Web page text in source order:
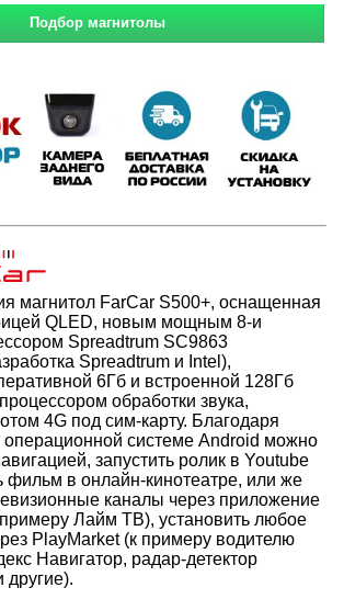
магнитол FarCar S500+, оснащенная
QLED, новым мощным 8-и
Spreadtrum SC9863
Spreadtrum и Intel),
6Гб и встроенной 128Гб
обработки звука,
4G под сим-карту. Благодаря
операционной системе Android можно
запустить ролик в Youtube
фильм в онлайн-кинотеатре, или же
каналы через приложение
примеру Лайм ТВ), установить любое
PlayMarket (к примеру водителю
Навигатор, радар-детектор
другие).